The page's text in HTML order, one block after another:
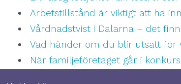
Arbetstillstånd är viktigt att ha
Vårdnadstvist i Dalarna – det
Vad händer om du blir utsatt för
När familjeföretaget går i konkurs